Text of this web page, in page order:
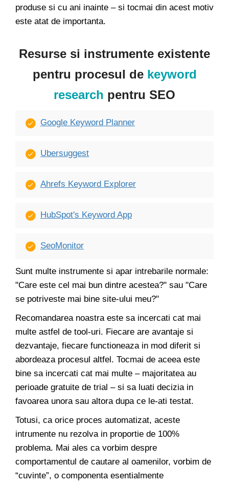
produse si cu ani inainte – si tocmai din acest motiv
este atat de importanta.
Resurse si instrumente existente
pentru procesul de keyword
research pentru SEO
Google Keyword Planner
Ubersuggest
Ahrefs Keyword Explorer
HubSpot's Keyword App
SeoMonitor
Sunt multe instrumente si apar intrebarile normale:
"Care este cel mai bun dintre acestea?" sau "Care
se potriveste mai bine site-ului meu?"
Recomandarea noastra este sa incercati cat mai
multe astfel de tool-uri. Fiecare are avantaje si
dezvantaje, fiecare functioneaza in mod diferit si
abordeaza procesul altfel. Tocmai de aceea este
bine sa incercati cat mai multe – majoritatea au
perioade gratuite de trial – si sa luati decizia in
favoarea unora sau altora dupa ce le-ati testat.
Totusi, ca orice proces automatizat, aceste
intrumente nu rezolva in proportie de 100%
problema. Mai ales ca vorbim despre
comportamentul de cautare al oamenilor, vorbim de
“cuvinte”, o componenta esentialmente